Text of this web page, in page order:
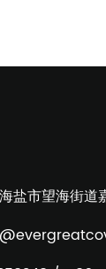
盐市望海街道